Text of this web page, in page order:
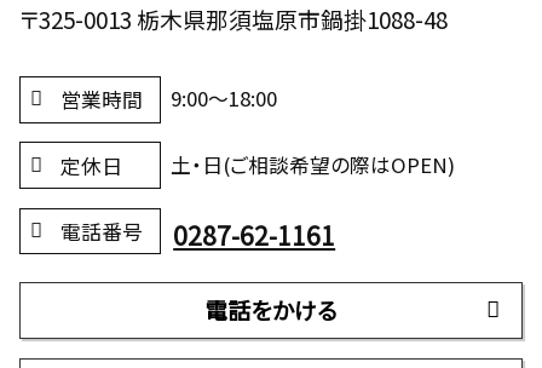
〒325-0013 栃木県那須塩原市鍋掛1088-48
営業時間 9:00～18:00
定休日 土・日(ご相談希望の際はOPEN)
電話番号 0287-62-1161
電話をかける